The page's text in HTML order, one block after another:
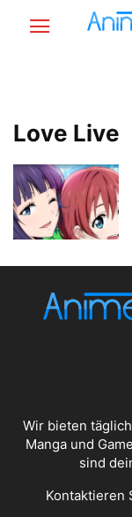
Love Live
Wir bieten
Manga und
sind
Kontaktieren